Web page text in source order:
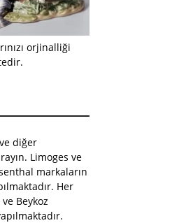
orjinalliği
diğer
Limoges ve
markaların
Her
Beykoz